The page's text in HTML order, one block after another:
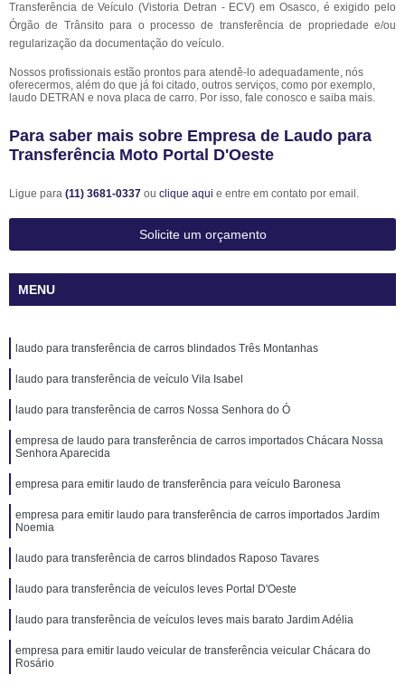
Transferência de Veículo (Vistoria Detran - ECV) em Osasco, é exigido pelo
Órgão de Trânsito para o processo de transferência de propriedade e/ou
regularização da documentação do veículo.
Nossos profissionais estão prontos para atendê-lo adequadamente, nós
oferecermos, além do que já foi citado, outros serviços, como por exemplo,
laudo DETRAN e nova placa de carro. Por isso, fale conosco e saiba mais.
Para saber mais sobre Empresa de Laudo para
Transferência Moto Portal D'Oeste
Ligue para (11) 3681-0337 ou clique aqui e entre em contato por email.
Solicite um orçamento
MENU
laudo para transferência de carros blindados Três Montanhas
laudo para transferência de veículo Vila Isabel
laudo para transferência de carros Nossa Senhora do Ó
empresa de laudo para transferência de carros importados Chácara Nossa
Senhora Aparecida
empresa para emitir laudo de transferência para veículo Baronesa
empresa para emitir laudo para transferência de carros importados Jardim
Noemia
laudo para transferência de carros blindados Raposo Tavares
laudo para transferência de veículos leves Portal D'Oeste
laudo para transferência de veículos leves mais barato Jardim Adélia
empresa para emitir laudo veicular de transferência veicular Chácara do
Rosário